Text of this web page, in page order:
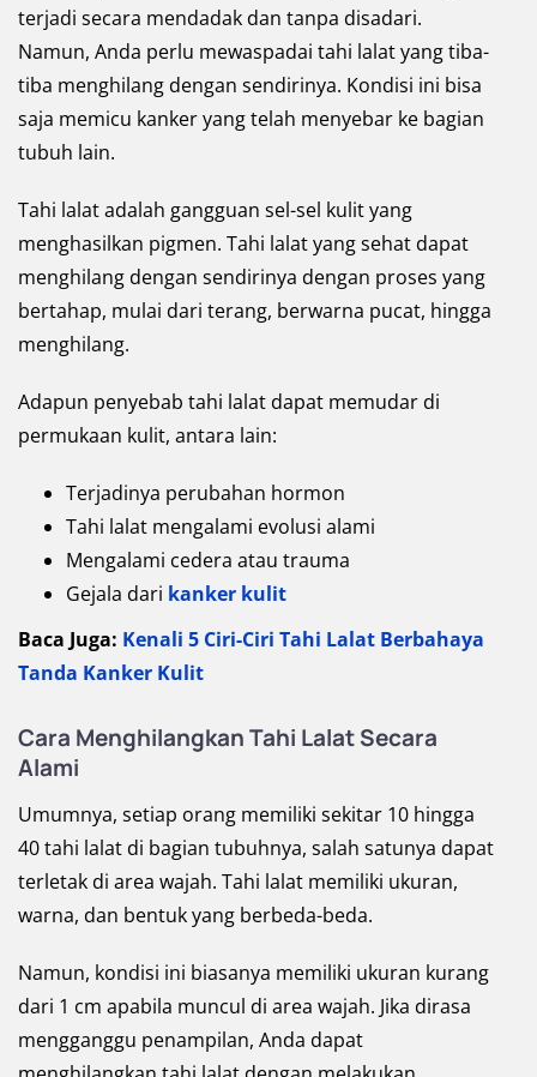
terjadi secara mendadak dan tanpa disadari.
Namun, Anda perlu mewaspadai tahi lalat yang tiba-
tiba menghilang dengan sendirinya. Kondisi ini bisa
saja memicu kanker yang telah menyebar ke bagian
tubuh lain.
Tahi lalat adalah gangguan sel-sel kulit yang
menghasilkan pigmen. Tahi lalat yang sehat dapat
menghilang dengan sendirinya dengan proses yang
bertahap, mulai dari terang, berwarna pucat, hingga
menghilang.
Adapun penyebab tahi lalat dapat memudar di
permukaan kulit, antara lain:
Terjadinya perubahan hormon
Tahi lalat mengalami evolusi alami
Mengalami cedera atau trauma
Gejala dari kanker kulit
Baca Juga: Kenali 5 Ciri-Ciri Tahi Lalat Berbahaya
Tanda Kanker Kulit
Cara Menghilangkan Tahi Lalat Secara
Alami
Umumnya, setiap orang memiliki sekitar 10 hingga
40 tahi lalat di bagian tubuhnya, salah satunya dapat
terletak di area wajah. Tahi lalat memiliki ukuran,
warna, dan bentuk yang berbeda-beda.
Namun, kondisi ini biasanya memiliki ukuran kurang
dari 1 cm apabila muncul di area wajah. Jika dirasa
mengganggu penampilan, Anda dapat